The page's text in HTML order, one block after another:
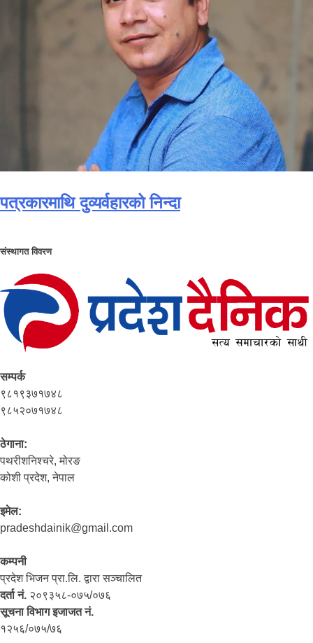
पत्रकारमाथि दुव्यर्वहारको निन्दा
संस्थागत विवरण
सम्पर्क
९८१९३७१७४८
९८५२०७१७४८
ठेगाना:
पथरीशनिश्‍चरे, मोरङ
कोशी प्रदेश, नेपाल
इमेल:
pradeshdainik@gmail.com
कम्पनी
प्रदेश भिजन प्रा.लि. द्वारा सञ्‍चालित
दर्ता नं. २०९३५८-०७५/०७६
सूचना विभाग इजाजत नं.
१२५६/०७५/७६